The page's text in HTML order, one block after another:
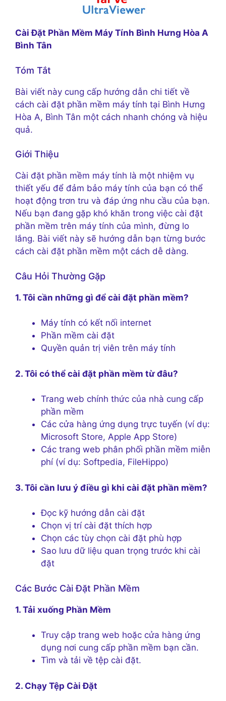
Cài Đặt Phần Mềm Máy Tính Bình Hưng Hòa A
Bình Tân
Tóm Tắt
Bài viết này cung cấp hướng dẫn chi tiết về
cách cài đặt phần mềm máy tính tại Bình Hưng
Hòa A, Bình Tân một cách nhanh chóng và hiệu
quả.
Giới Thiệu
Cài đặt phần mềm máy tính là một nhiệm vụ
thiết yếu để đảm bảo máy tính của bạn có thể
hoạt động trơn tru và đáp ứng nhu cầu của bạn.
Nếu bạn đang gặp khó khăn trong việc cài đặt
phần mềm trên máy tính của mình, đừng lo
lắng. Bài viết này sẽ hướng dẫn bạn từng bước
cách cài đặt phần mềm một cách dễ dàng.
Câu Hỏi Thường Gặp
1. Tôi cần những gì để cài đặt phần mềm?
Máy tính có kết nối internet
Phần mềm cài đặt
Quyền quản trị viên trên máy tính
2. Tôi có thể cài đặt phần mềm từ đâu?
Trang web chính thức của nhà cung cấp
phần mềm
Các cửa hàng ứng dụng trực tuyến (ví dụ:
Microsoft Store, Apple App Store)
Các trang web phân phối phần mềm miễn
phí (ví dụ: Softpedia, FileHippo)
3. Tôi cần lưu ý điều gì khi cài đặt phần mềm?
Đọc kỹ hướng dẫn cài đặt
Chọn vị trí cài đặt thích hợp
Chọn các tùy chọn cài đặt phù hợp
Sao lưu dữ liệu quan trọng trước khi cài
đặt
Các Bước Cài Đặt Phần Mềm
1. Tải xuống Phần Mềm
Truy cập trang web hoặc cửa hàng ứng
dụng nơi cung cấp phần mềm bạn cần.
Tìm và tải về tệp cài đặt.
2. Chạy Tệp Cài Đặt